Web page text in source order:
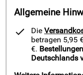
Fenster
Allgemeine
Die
betragen 5,95
€.
Deutschlands